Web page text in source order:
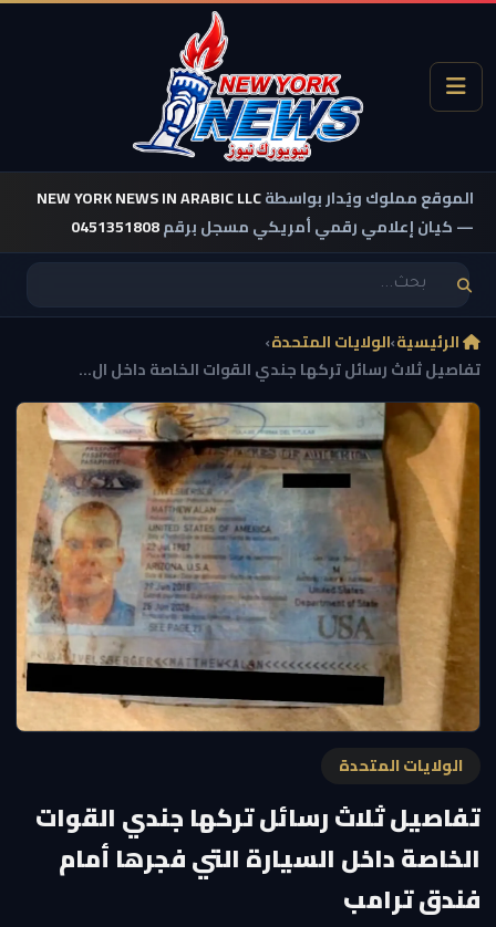
الموقع مملوك ويُدار بواسطةNEW YORK NEWS IN ARABIC LLC
— كيان إعلامي رقمي أمريكي مسجل برقم0451351808
الرئيسية›الولايات المتحدة›
تفاصيل ثلاث رسائل تركها جندي القوات الخاصة داخل ال...
الولايات المتحدة
تفاصيل ثلاث رسائل تركها جندي القوات
الخاصة داخل السيارة التي فجرها أمام
فندق ترامب